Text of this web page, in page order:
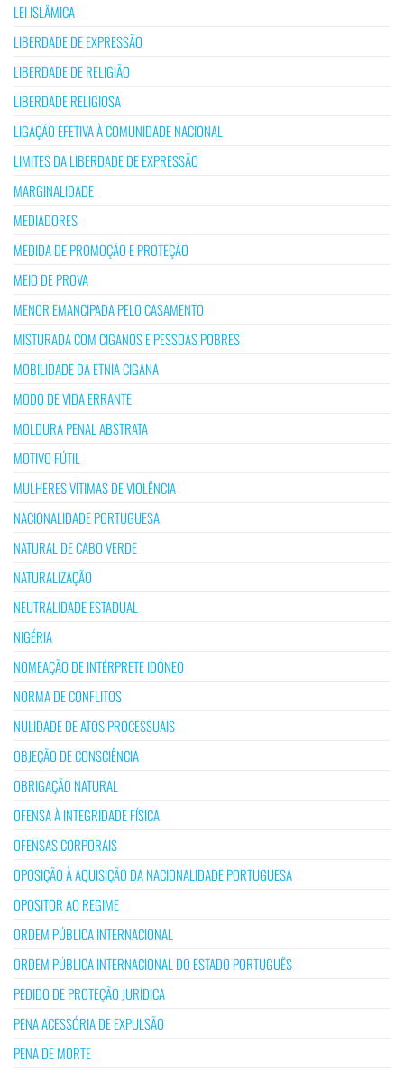
LEI ISLÂMICA
LIBERDADE DE EXPRESSÃO
LIBERDADE DE RELIGIÃO
LIBERDADE RELIGIOSA
LIGAÇÃO EFETIVA À COMUNIDADE NACIONAL
LIMITES DA LIBERDADE DE EXPRESSÃO
MARGINALIDADE
MEDIADORES
MEDIDA DE PROMOÇÃO E PROTEÇÃO
MEIO DE PROVA
MENOR EMANCIPADA PELO CASAMENTO
MISTURADA COM CIGANOS E PESSOAS POBRES
MOBILIDADE DA ETNIA CIGANA
MODO DE VIDA ERRANTE
MOLDURA PENAL ABSTRATA
MOTIVO FÚTIL
MULHERES VÍTIMAS DE VIOLÊNCIA
NACIONALIDADE PORTUGUESA
NATURAL DE CABO VERDE
NATURALIZAÇÃO
NEUTRALIDADE ESTADUAL
NIGÉRIA
NOMEAÇÃO DE INTÉRPRETE IDÓNEO
NORMA DE CONFLITOS
NULIDADE DE ATOS PROCESSUAIS
OBJEÇÃO DE CONSCIÊNCIA
OBRIGAÇÃO NATURAL
OFENSA À INTEGRIDADE FÍSICA
OFENSAS CORPORAIS
OPOSIÇÃO À AQUISIÇÃO DA NACIONALIDADE PORTUGUESA
OPOSITOR AO REGIME
ORDEM PÚBLICA INTERNACIONAL
ORDEM PÚBLICA INTERNACIONAL DO ESTADO PORTUGUÊS
PEDIDO DE PROTEÇÃO JURÍDICA
PENA ACESSÓRIA DE EXPULSÃO
PENA DE MORTE